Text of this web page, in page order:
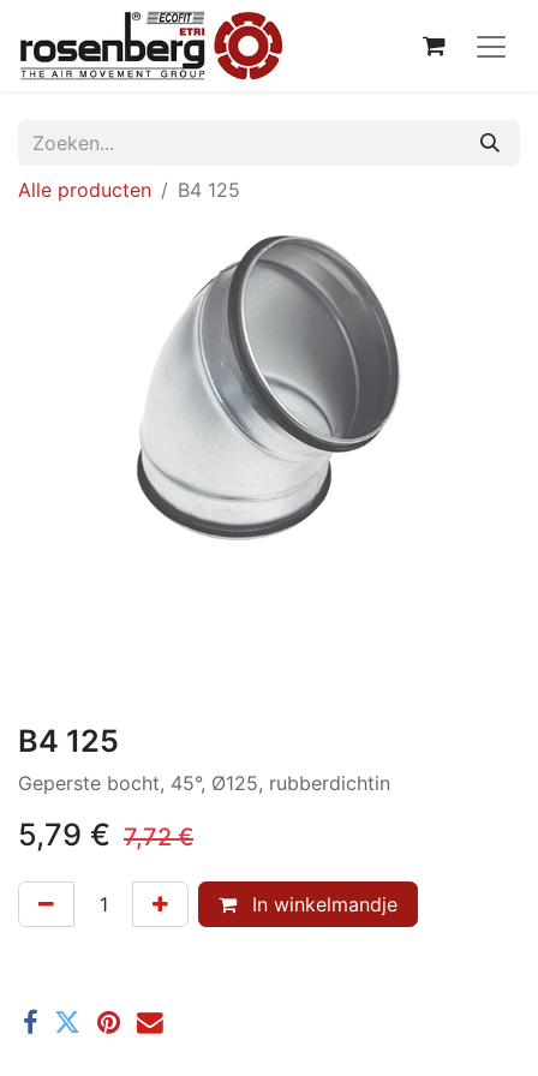
Alle producten B4 125
B4 125
Geperste bocht, 45°, Ø125, rubberdichtin
5,79 € 7,72€
In winkelmandje